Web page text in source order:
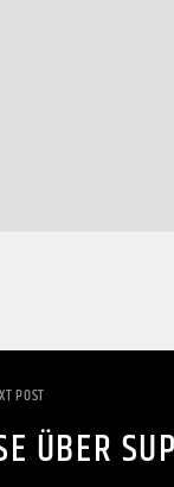
POST
ÜBER